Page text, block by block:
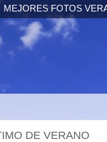
MEJORES FOTOS
DE VERANO